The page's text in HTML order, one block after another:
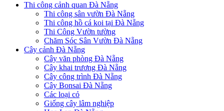
Thi công cảnh quan Đà Nẵng
Thi công sân vườn Đà Nẵng
Thi công hồ cá koi tại Đà Nẵng
Thi Công Vườn tường
Chăm Sóc Sân Vườn Đà Nẵng
Cây cảnh Đà Nẵng
Cây văn phòng Đà Nẵng
Cây khai trương Đà Nẵng
Cây công trình Đà Nẵng
Cây Bonsai Đà Nẵng
Các loại cỏ
Giống cây lâm nghiệp